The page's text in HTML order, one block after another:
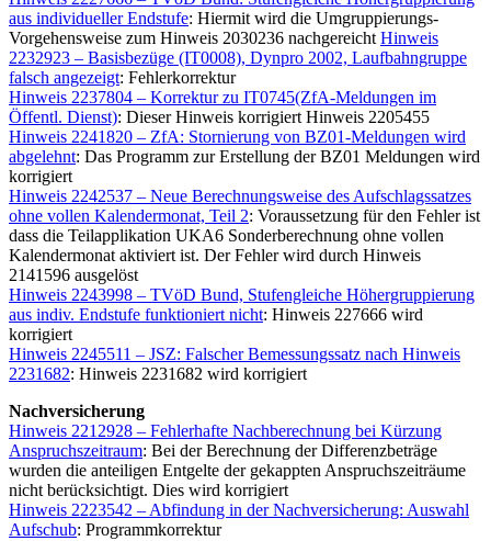
aus individueller Endstufe: Hiermit wird die Umgruppierungs-
Vorgehensweise zum Hinweis 2030236 nachgereicht Hinweis
2232923 – Basisbezüge (IT0008), Dynpro 2002, Laufbahngruppe
falsch angezeigt: Fehlerkorrektur
Hinweis 2237804 – Korrektur zu IT0745(ZfA-Meldungen im
Öffentl. Dienst): Dieser Hinweis korrigiert Hinweis 2205455
Hinweis 2241820 – ZfA: Stornierung von BZ01-Meldungen wird
abgelehnt: Das Programm zur Erstellung der BZ01 Meldungen wird
korrigiert
Hinweis 2242537 – Neue Berechnungsweise des Aufschlagssatzes
ohne vollen Kalendermonat, Teil 2: Voraussetzung für den Fehler ist
dass die Teilapplikation UKA6 Sonderberechnung ohne vollen
Kalendermonat aktiviert ist. Der Fehler wird durch Hinweis
2141596 ausgelöst
Hinweis 2243998 – TVöD Bund, Stufengleiche Höhergruppierung
aus indiv. Endstufe funktioniert nicht: Hinweis 227666 wird
korrigiert
Hinweis 2245511 – JSZ: Falscher Bemessungssatz nach Hinweis
2231682: Hinweis 2231682 wird korrigiert
Nachversicherung
Hinweis 2212928 – Fehlerhafte Nachberechnung bei Kürzung
Anspruchszeitraum: Bei der Berechnung der Differenzbeträge
wurden die anteiligen Entgelte der gekappten Anspruchszeiträume
nicht berücksichtigt. Dies wird korrigiert
Hinweis 2223542 – Abfindung in der Nachversicherung: Auswahl
Aufschub: Programmkorrektur